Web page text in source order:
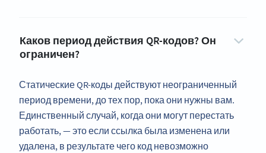
Каков период действия QR-кодов? Он
ограничен?
Статические QR-коды действуют неограниченный
период времени, до тех пор, пока они нужны вам.
Единственный случай, когда они могут перестать
работать, — это если ссылка была изменена или
удалена, в результате чего код невозможно